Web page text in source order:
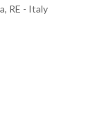
RE - Italy